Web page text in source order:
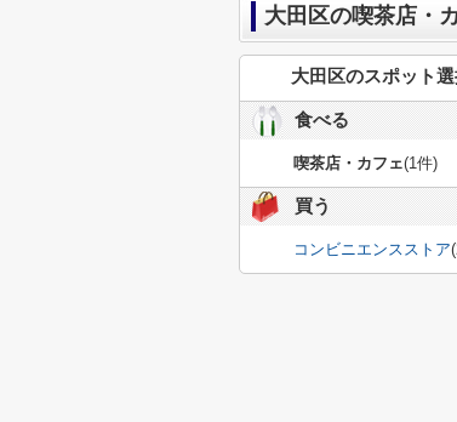
大田区の喫茶店・
大田区のスポット選
食べる
喫茶店・カフェ(1件)
買う
コンビニエンスストア